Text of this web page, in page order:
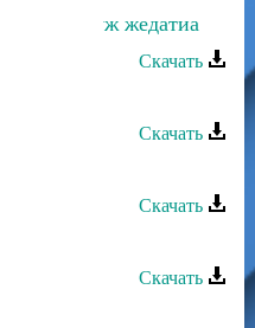
зи яр вуж жедатиа
Скачать
Скачать
Скачать
Скачать